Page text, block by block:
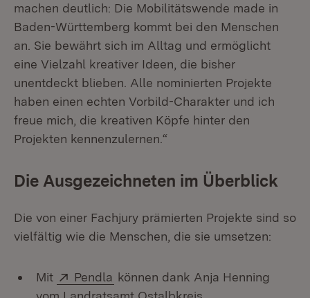
machen deutlich: Die Mobilitätswende made in
Baden-Württemberg kommt bei den Menschen
an. Sie bewährt sich im Alltag und ermöglicht
eine Vielzahl kreativer Ideen, die bisher
unentdeckt blieben. Alle nominierten Projekte
haben einen echten Vorbild-Charakter und ich
freue mich, die kreativen Köpfe hinter den
Projekten kennenzulernen.“
Die Ausgezeichneten im Überblick
Die von einer Fachjury prämierten Projekte sind so
vielfältig wie die Menschen, die sie umsetzen:
Mit Extern:
Pendla (Öffnet in neuem Fenster)
können dank Anja Henning